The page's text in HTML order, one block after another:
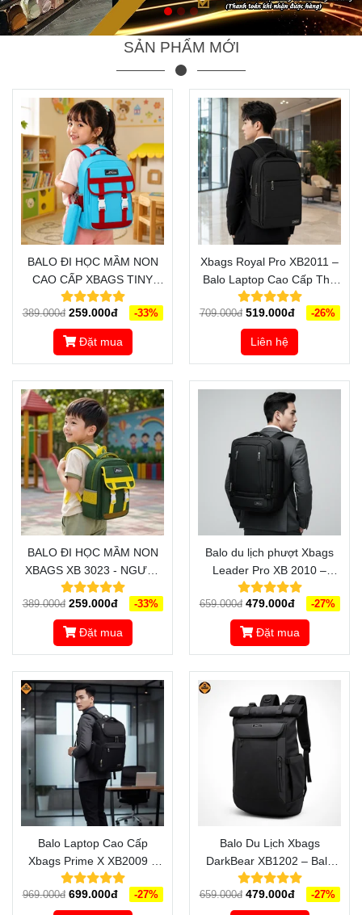
SẢN PHẨM MỚI
BALO ĐI HỌC MẦM NON
CAO CẤP XBAGS TINY
BLUE XB 3024 DÀNH CHO
CÁC BÉ MẦM NON
389.000đ 259.000đ -33%
Đặt mua
Xbags Royal Pro XB2011 –
Balo Laptop Cao Cấp Thể
Hiện Bản Lĩnh Và Đẳng
Cấp Cá Nhân
709.000đ 519.000đ -26%
Liên hệ
BALO ĐI HỌC MẦM NON
XBAGS XB 3023 - NGƯỜI
BẠN ĐỒNG HÀNH CÙNG
CÁC BÉ TRÊN MỌI
CHẶNG ĐƯỜNG
389.000đ 259.000đ -33%
Đặt mua
Balo du lịch phượt Xbags
Leader Pro XB 2010 –
Đồng hành vững vàng trên
mọi cung đường
659.000đ 479.000đ -27%
Đặt mua
Balo Laptop Cao Cấp
Xbags Prime X XB2009 –
Thiết Kế Sang Trọng, Bảo
Vệ Máy Tối Ưu
969.000đ 699.000đ -27%
Balo Du Lịch Xbags
DarkBear XB1202 – Balo
Cao Cấp Chống Nước,
Sang Trọng, Đẳng Cấp
659.000đ 479.000đ -27%